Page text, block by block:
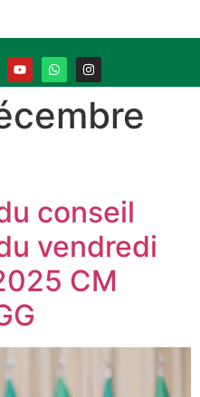
conseil
vendredi
CM